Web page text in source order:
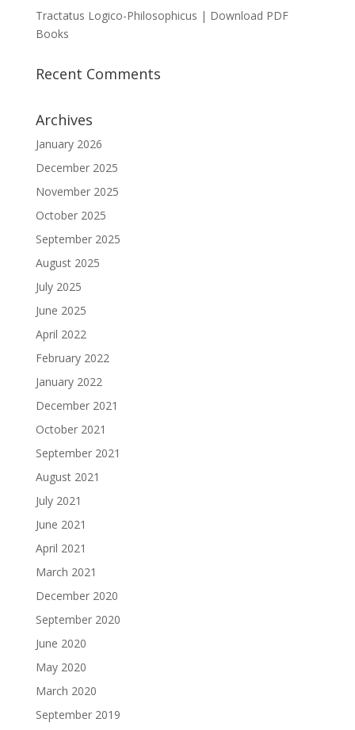
Tractatus Logico-Philosophicus | Download PDF
Books
Recent Comments
Archives
January 2026
December 2025
November 2025
October 2025
September 2025
August 2025
July 2025
June 2025
April 2022
February 2022
January 2022
December 2021
October 2021
September 2021
August 2021
July 2021
June 2021
April 2021
March 2021
December 2020
September 2020
June 2020
May 2020
March 2020
September 2019